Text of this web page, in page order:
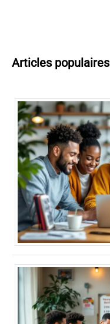
Articles populaires